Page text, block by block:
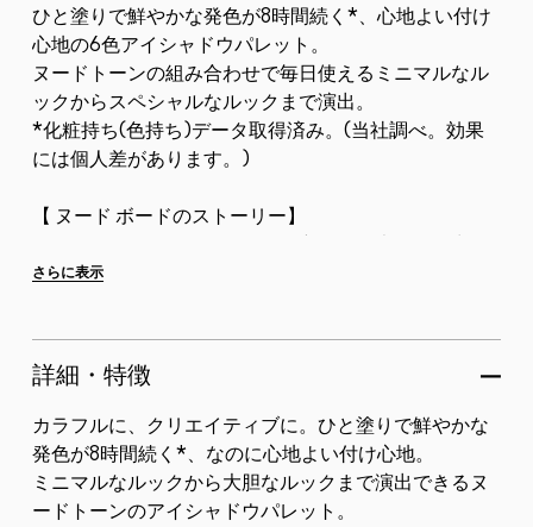
ひと塗りで鮮やかな発色が8時間続く*、心地よい付け
心地の6色アイシャドウパレット。
ヌードトーンの組み合わせで毎日使えるミニマルなル
ックからスペシャルなルックまで演出。
*化粧持ち(色持ち)データ取得済み。(当社調べ。効果
には個人差があります。)
【 ヌード ボードのストーリー】
大胆ルックまで。
さらに表示
詳細・特徴
カラフルに、クリエイティブに。ひと塗りで鮮やかな
発色が8時間続く*、なのに心地よい付け心地。
ミニマルなルックから大胆なルックまで演出できるヌ
ードトーンのアイシャドウパレット。